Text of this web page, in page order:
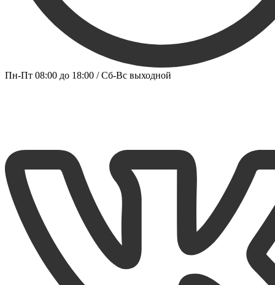
Пн-Пт 08:00 до 18:00 / Сб-Вс выходной